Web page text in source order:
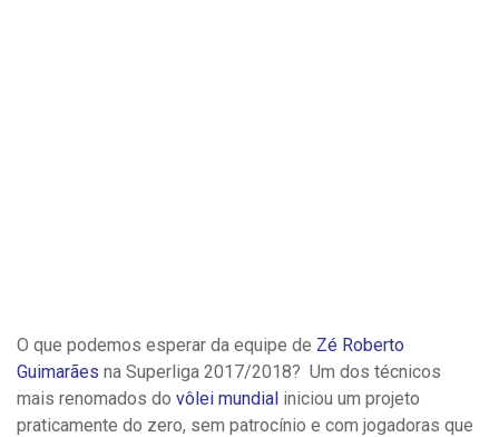
O que podemos esperar da equipe de Zé Roberto
Guimarães na Superliga 2017/2018? Um dos técnicos
mais renomados do vôlei mundial iniciou um projeto
praticamente do zero, sem patrocínio e com jogadoras que